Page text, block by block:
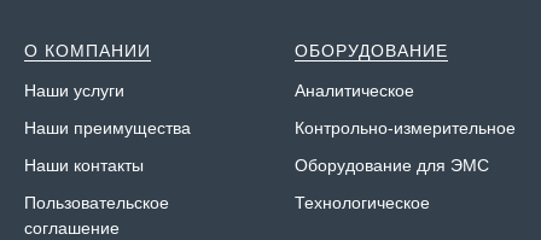
О КОМПАНИИ
Наши услуги
Наши преимущества
Наши контакты
Пользовательское
соглашение
ОБОРУДОВАНИЕ
Аналитическое
Контрольно-измерительное
Оборудование для ЭМС
Технологическое